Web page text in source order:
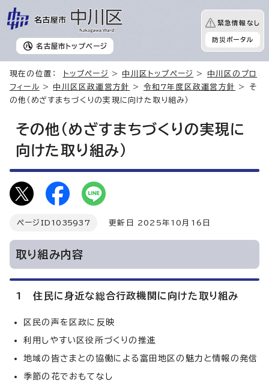
名古屋市 トップページ
緊急情報なし
防災ポータル
現在の位置： トップページ > 中川区トップページ > 中川区のプロ
フィール > 中川区区政運営方針 > 令和7年度区政運営方針
> そ
の他（めざすまちづくりの実現に向けた取り組み）
その他（めざすまちづくりの実現に
向けた取り組み）
ページID 1035937 更新日 2025年10月16日
取り組み内容
1 住民に身近な総合行政機関に向けた取り組み
区民の声を区政に反映
利用しやすい区役所づくりの推進
地域の皆さまとの協働による富田地区の魅力と情報の発信
季節の花でおもてなし